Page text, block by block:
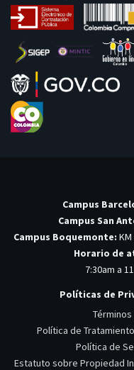
Campus
Campus San
Campus Boquemonte:
Horario de
7:30am a
Políticas de
Política de
Política de
Estatuto sobre Propiedad